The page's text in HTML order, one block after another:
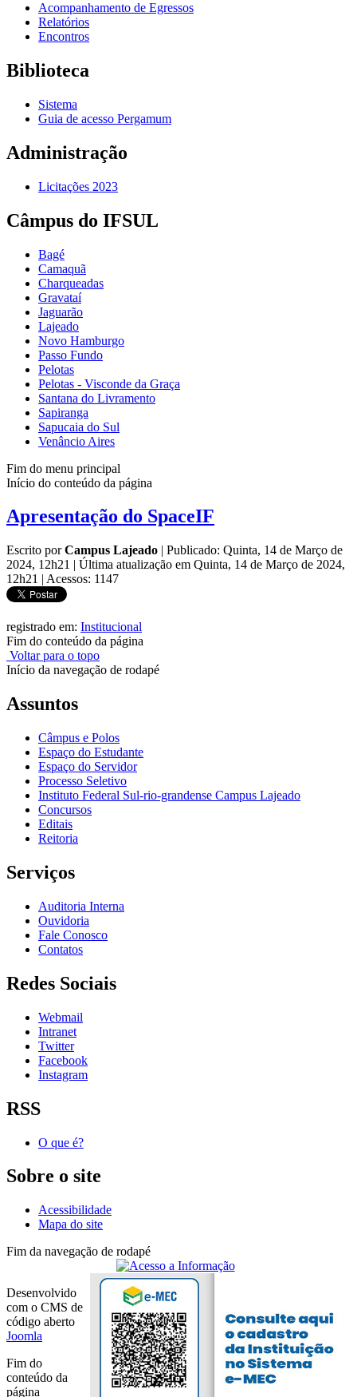
Acompanhamento de Egressos
Relatórios
Encontros
Biblioteca
Sistema
Guia de acesso Pergamum
Administração
Licitações 2023
Câmpus do IFSUL
Bagé
Camaquã
Charqueadas
Gravataí
Jaguarão
Lajeado
Novo Hamburgo
Passo Fundo
Pelotas
Pelotas - Visconde da Graça
Santana do Livramento
Sapiranga
Sapucaia do Sul
Venâncio Aires
Fim do menu principal
Início do conteúdo da página
Apresentação do SpaceIF
Escrito porCampus Lajeado | Publicado: Quinta, 14 de Março de
2024, 12h21 | Última atualização em Quinta, 14 de Março de 2024,
12h21 | Acessos: 1147
registrado em: Institucional
Fim do conteúdo da página
Voltar para o topo
Início da navegação de rodapé
Assuntos
Câmpus e Polos
Espaço do Estudante
Espaço do Servidor
Processo Seletivo
Instituto Federal Sul-rio-grandense Campus Lajeado
Concursos
Editais
Reitoria
Serviços
Auditoria Interna
Ouvidoria
Fale Conosco
Contatos
Redes Sociais
Webmail
Intranet
Twitter
Facebook
Instagram
RSS
O que é?
Sobre o site
Acessibilidade
Mapa do site
Fim da navegação de rodapé
Desenvolvido
com o CMS de
código aberto
Joomla
Fim do
conteúdo da
página